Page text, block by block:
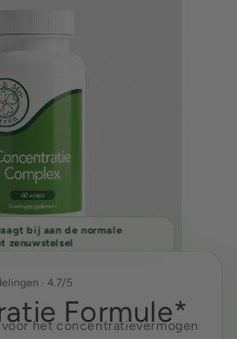
bij aan de normale
zenuwstelsel
· 4.7/5
Formule*
het concentratievermogen